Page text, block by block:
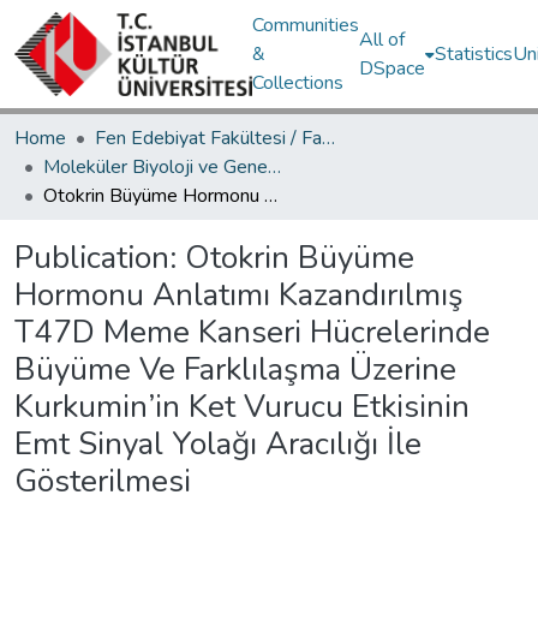
Communities
&
Collections
All of
DSpace
Statistics
Home
Fen Edebiyat Fakültesi / Faculty of Letters and Sciences
Moleküler Biyoloji ve Genetik Bölümü / Department of Molecular Biology and Genetics
Otokrin Büyüme Hormonu Anlatımı Kazandırılmış T47D Meme Kanseri Hücrelerinde Büyüme Ve Farklılaşma Üzerine Kurkumin’in Ket Vurucu Etkisinin Emt Sinyal Yolağı Aracılığı İle Gösterilmesi
Publication: Otokrin Büyüme
Hormonu Anlatımı Kazandırılmış
T47D Meme Kanseri Hücrelerinde
Büyüme Ve Farklılaşma Üzerine
Kurkumin’in Ket Vurucu Etkisinin
Emt Sinyal Yolağı Aracılığı İle
Gösterilmesi